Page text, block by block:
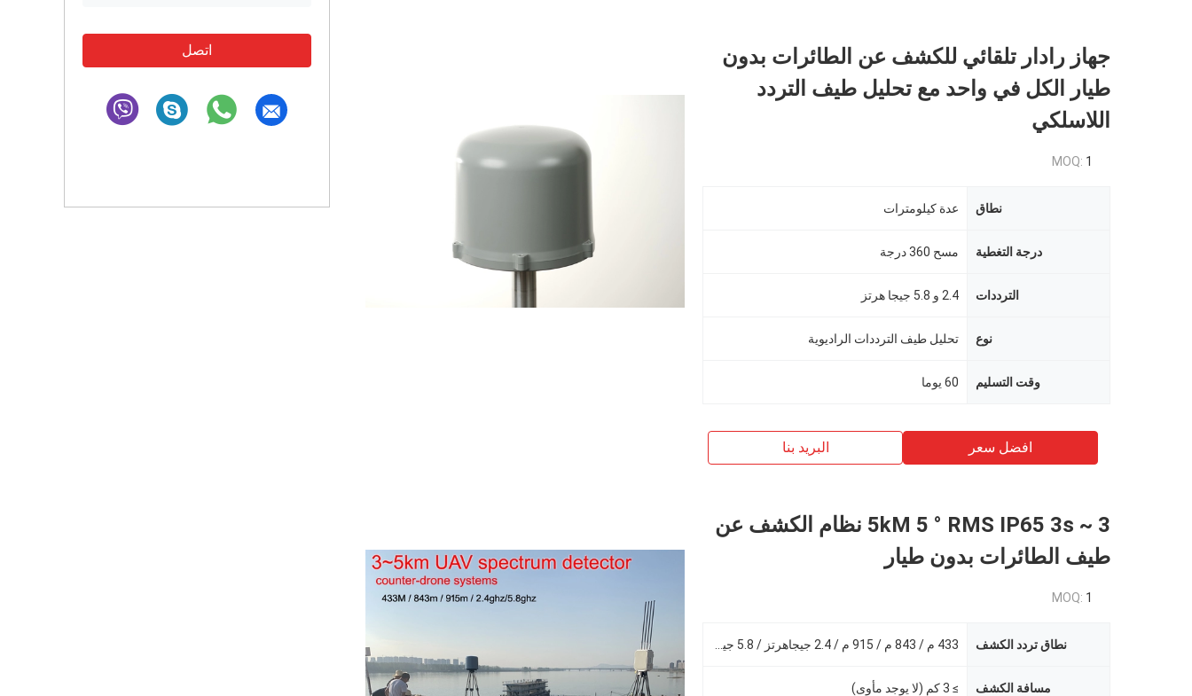
اتصل
جهاز رادار تلقائي للكشف عن الطائرات بدون
طيار الكل في واحد مع تحليل طيف التردد
اللاسلكي
MOQ: 1
نطاق عدة كيلومترات
درجة التغطية مسح 360 درجة
الترددات 2.4 و 5.8 جيجا هرتز
نوع تحليل طيف الترددات الراديوية
وقت التسليم 60 يوما
افضل سعر البريد بنا
3 ~ 5kM 5 ° RMS IP65 3s نظام الكشف عن
طيف الطائرات بدون طيار
MOQ: 1
نطاق تردد الكشف
مسافة الكشف ≥ 3 كم (لا يوجد مأوى)